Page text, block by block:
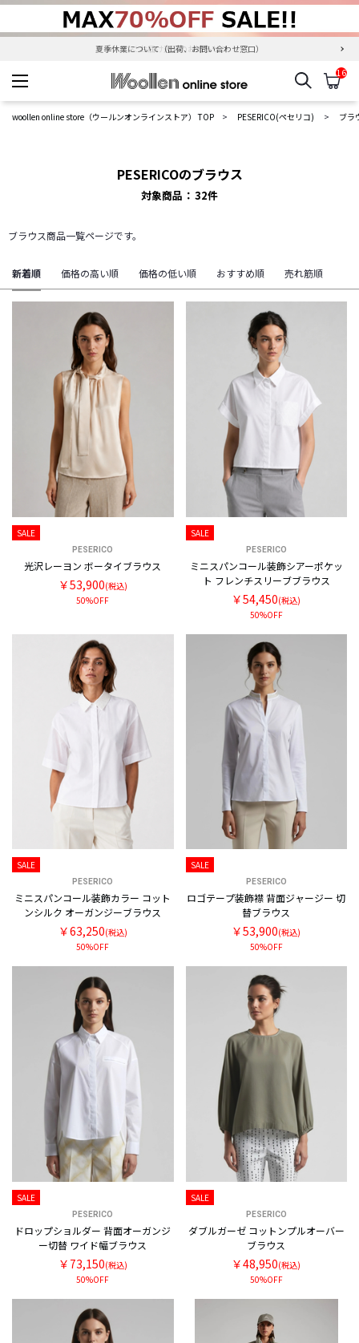
夏季休業について（出荷、お問い合わせ窓口）
woollen online store
検索 カ
16
woollen online store（ウールンオンラインストア） TOP PESERICO(ペセリコ) ブラ
PESERICOのブラウス
対象商品 32件
ブラウス商品一覧ページです。
新着順 価格の高い順 価格の低い順 おすすめ順 売れ筋順
SALE
PESERICO
光沢レーヨン ボータイブラウス
￥53,900(税込)
50%OFF
SALE
PESERICO
ミニスパンコール装飾シアーポケッ
ト フレンチスリーブブラウス
￥54,450(税込)
50%OFF
SALE
PESERICO
ミニスパンコール装飾カラー コット
ンシルク オーガンジーブラウス
￥63,250(税込)
50%OFF
SALE
PESERICO
ロゴテープ装飾襟 背面ジャージー 切
替ブラウス
￥53,900(税込)
50%OFF
SALE
PESERICO
ドロップショルダー 背面オーガンジ
ー切替 ワイド幅ブラウス
￥73,150(税込)
50%OFF
SALE
PESERICO
ダブルガーゼ コットンプルオーバー
ブラウス
￥48,950(税込)
50%OFF